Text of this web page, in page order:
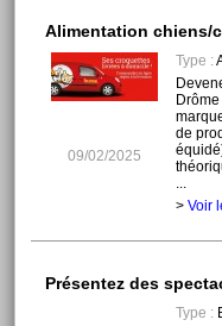
Alimentation chiens/
09/02/2025
Type :
de
...
> Voir
Présentez des
Type :